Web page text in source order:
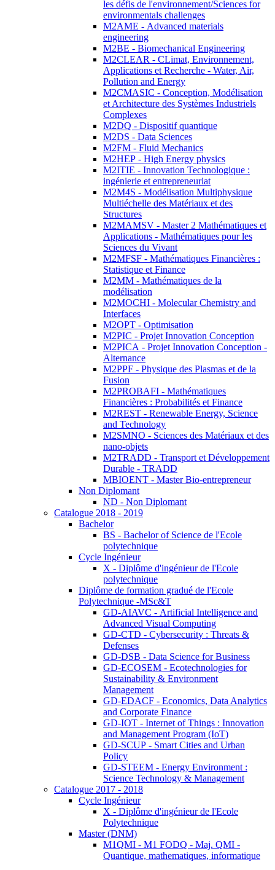
les défis de l'environnement/Sciences for
environmentals challenges
M2AME - Advanced materials
engineering
M2BE - Biomechanical Engineering
M2CLEAR - CLimat, Environnement,
Applications et Recherche - Water, Air,
Pollution and Energy
M2CMASIC - Conception, Modélisation
et Architecture des Systèmes Industriels
Complexes
M2DQ - Dispositif quantique
M2DS - Data Sciences
M2FM - Fluid Mechanics
M2HEP - High Energy physics
M2ITIE - Innovation Technologique :
ingénierie et entrepreneuriat
M2M4S - Modélisation Multiphysique
Multiéchelle des Matériaux et des
Structures
M2MAMSV - Master 2 Mathématiques et
Applications - Mathématiques pour les
Sciences du Vivant
M2MFSF - Mathématiques Financières :
Statistique et Finance
M2MM - Mathématiques de la
modélisation
M2MOCHI - Molecular Chemistry and
Interfaces
M2OPT - Optimisation
M2PIC - Projet Innovation Conception
M2PICA - Projet Innovation Conception -
Alternance
M2PPF - Physique des Plasmas et de la
Fusion
M2PROBAFI - Mathématiques
Financières : Probabilités et Finance
M2REST - Renewable Energy, Science
and Technology
M2SMNO - Sciences des Matériaux et des
nano-objets
M2TRADD - Transport et Développement
Durable - TRADD
MBIOENT - Master Bio-entrepreneur
Non Diplomant
ND - Non Diplomant
Catalogue 2018 - 2019
Bachelor
BS - Bachelor of Science de l'Ecole
polytechnique
Cycle Ingénieur
X - Diplôme d'ingénieur de l'Ecole
polytechnique
Diplôme de formation gradué de l'Ecole
Polytechnique -MSc&T
GD-AIAVC - Artificial Intelligence and
Advanced Visual Computing
GD-CTD - Cybersecurity : Threats &
Defenses
GD-DSB - Data Science for Business
GD-ECOSEM - Ecotechnologies for
Sustainability & Environment
Management
GD-EDACF - Economics, Data Analytics
and Corporate Finance
GD-IOT - Internet of Things : Innovation
and Management Program (IoT)
GD-SCUP - Smart Cities and Urban
Policy
GD-STEEM - Energy Environment :
Science Technology & Management
Catalogue 2017 - 2018
Cycle Ingénieur
X - Diplôme d'ingénieur de l'Ecole
Polytechnique
Master (DNM)
M1QMI - M1 FODQ - Maj. QMI -
Quantique, mathematiques, informatique